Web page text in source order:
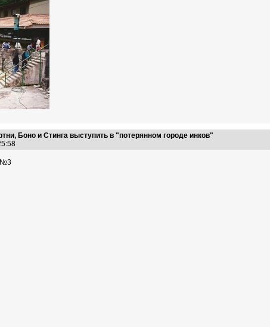
Боно и Стинга выступить в "потерянном городе инков"
№3